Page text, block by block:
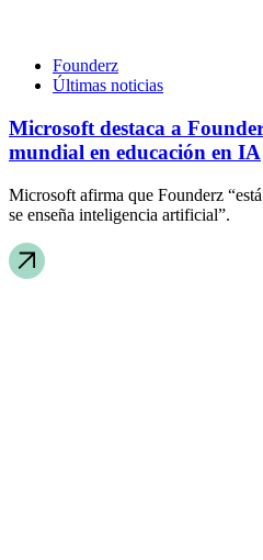
Founderz
Últimas noticias
Microsoft destaca a
mundial en educación en IA
Microsoft afirma que Founderz
se enseña inteligencia artificial”.